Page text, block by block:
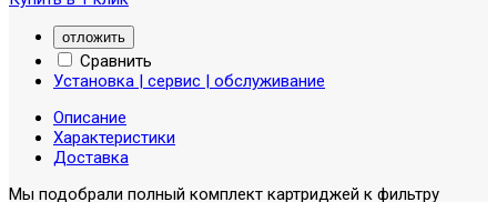
отложить
Сравнить
Установка | сервис | обслуживание
Описание
Характеристики
Доставка
Мы подобрали полный комплект картриджей к фильтру